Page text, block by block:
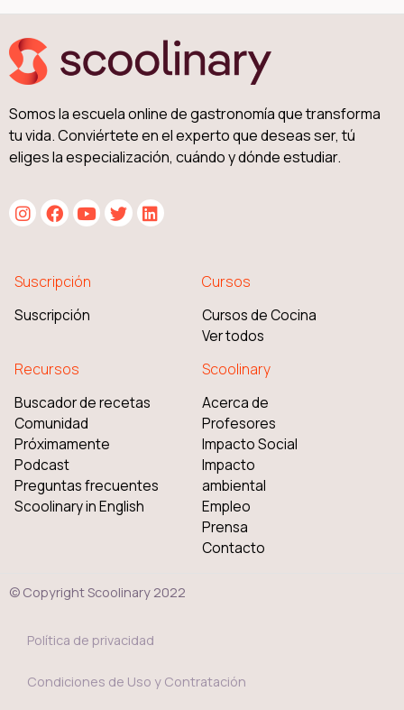
Somos la escuela online de gastronomía que transforma
tu vida. Conviértete en el experto que deseas ser, tú
eliges la especialización, cuándo y dónde estudiar.
Suscripción
Suscripción
Cursos
Cursos de Cocina
Ver todos
Recursos
Buscador de recetas
Comunidad
Próximamente
Podcast
Preguntas frecuentes
Scoolinary in English
Scoolinary
Acerca de
Profesores
Impacto Social
Impacto
ambiental
Empleo
Prensa
Contacto
© Copyright Scoolinary 2022
Política de privacidad
Condiciones de Uso y Contratación